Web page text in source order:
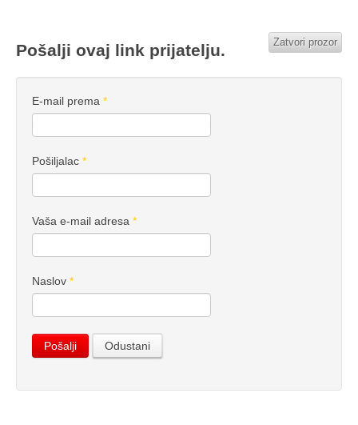
Pošalji ovaj link prijatelju. Zatvori prozor
E-mail prema *
Pošiljalac *
Vaša e-mail adresa *
Naslov *
Pošalji Odustani